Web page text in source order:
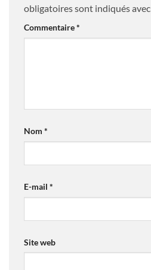
obligatoires sont indiqués avec
Commentaire*
Nom *
E-mail *
Site web